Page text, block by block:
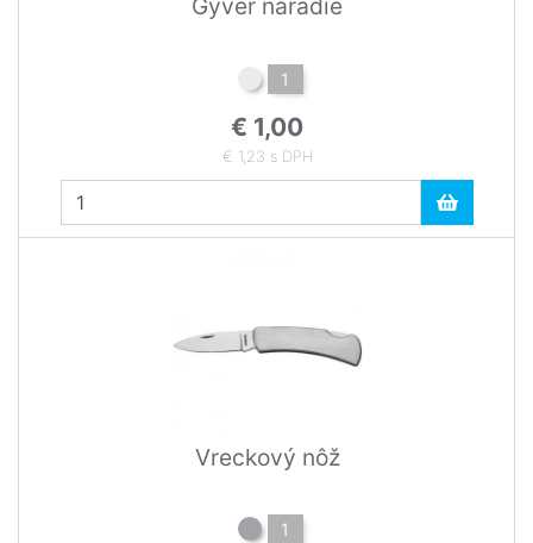
Gyver náradie
1
€ 1,00
€ 1,23 s DPH
Vreckový nôž
1